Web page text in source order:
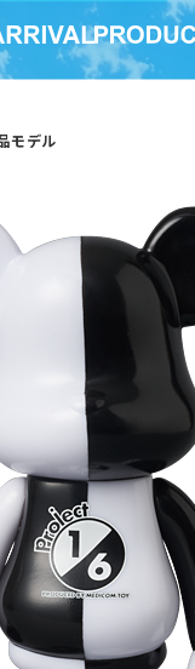
モデル